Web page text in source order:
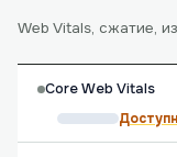
Web Vitals, сжатие,
Core Web Vitals